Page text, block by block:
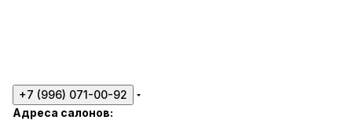
+7 (996) 071-00-92
Адреса салонов: